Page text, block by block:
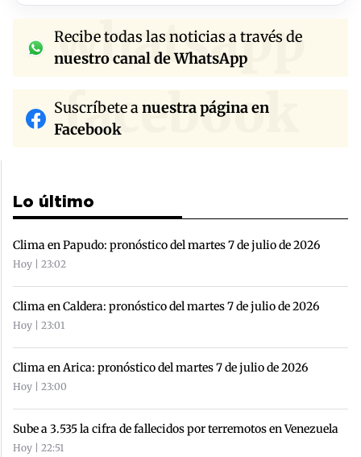
whatsapp
Recibe todas las noticias a través de
nuestro canal de WhatsApp
facebook
Suscríbete anuestra página en
Facebook
Lo último
Clima en Papudo: pronóstico del martes 7 de julio de 2026
Hoy | 23:02
Clima en Caldera: pronóstico del martes 7 de julio de 2026
Hoy | 23:01
Clima en Arica: pronóstico del martes 7 de julio de 2026
Hoy | 23:00
Sube a 3.535 la cifra de fallecidos por terremotos en Venezuela
Hoy | 22:51